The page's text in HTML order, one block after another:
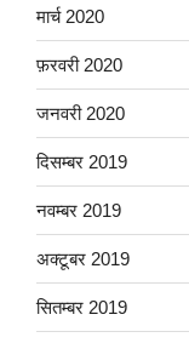
मार्च 2020
फ़रवरी 2020
जनवरी 2020
दिसम्बर 2019
नवम्बर 2019
अक्टूबर 2019
सितम्बर 2019